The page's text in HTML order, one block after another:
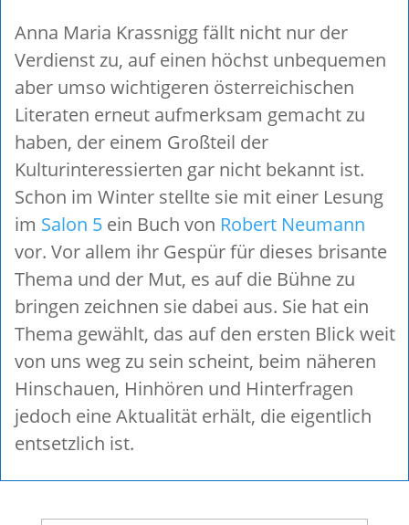
Anna Maria Krassnigg fällt nicht nur der
Verdienst zu, auf einen höchst unbequemen
aber umso wichtigeren österreichischen
Literaten erneut aufmerksam gemacht zu
haben, der einem Großteil der
Kulturinteressierten gar nicht bekannt ist.
Schon im Winter stellte sie mit einer Lesung
im Salon 5 ein Buch von Robert Neumann
vor. Vor allem ihr Gespür für dieses brisante
Thema und der Mut, es auf die Bühne zu
bringen zeichnen sie dabei aus. Sie hat ein
Thema gewählt, das auf den ersten Blick weit
von uns weg zu sein scheint, beim näheren
Hinschauen, Hinhören und Hinterfragen
jedoch eine Aktualität erhält, die eigentlich
entsetzlich ist.